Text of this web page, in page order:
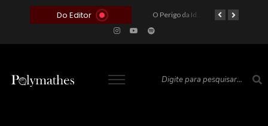
Do Editor A Roleta da Miséria: Quando a Devoção Cega Encontra o Link na Bio. A Queda do Brasileiro Pelas Mãos de Seus Influencers. O Perigo da Ideologia Desenfreada na Justiça: Quando a Pauta Política Substitui a Pena Criminal